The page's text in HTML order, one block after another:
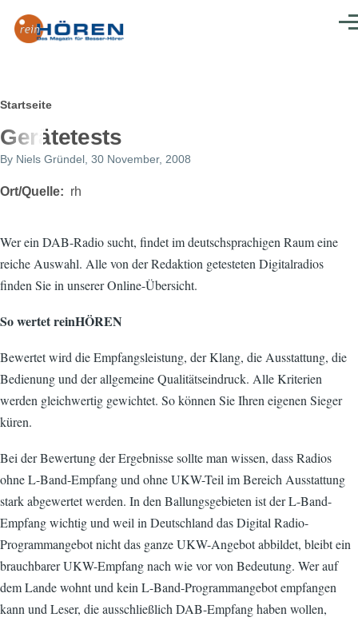
Pfadnavigation
Startseite
Gerätetests
By Niels Gründel , 30 November, 2008
Ort/Quelle rh
Wer ein DAB-Radio sucht, findet im deutschsprachigen Raum eine
reiche Auswahl. Alle von der Redaktion getesteten Digitalradios
finden Sie in unserer Online-Übersicht.
So wertet reinHÖREN
Bewertet wird die Empfangsleistung, der Klang, die Ausstattung, die
Bedienung und der allgemeine Qualitätseindruck. Alle Kriterien
werden gleichwertig gewichtet. So können Sie Ihren eigenen Sieger
küren.
Bei der Bewertung der Ergebnisse sollte man wissen, dass Radios
ohne L-Band-Empfang und ohne UKW-Teil im Bereich Ausstattung
stark abgewertet werden. In den Ballungsgebieten ist der L-Band-
Empfang wichtig und weil in Deutschland das Digital Radio-
Programmangebot nicht das ganze UKW-Angebot abbildet, bleibt ein
brauchbarer UKW-Empfang nach wie vor von Bedeutung. Wer auf
dem Lande wohnt und kein L-Band-Programmangebot empfangen
kann und Leser, die ausschließlich DAB-Empfang haben wollen,